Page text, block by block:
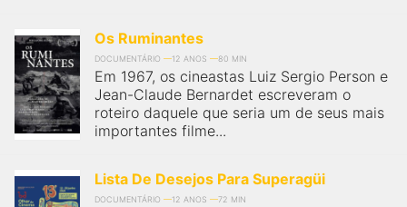
Os Ruminantes
DOCUMENTÁRIO 12 ANOS 80 MIN
Em 1967, os cineastas Luiz Sergio Person e
Jean-Claude Bernardet escreveram o
roteiro daquele que seria um de seus mais
importantes filme...
Lista De Desejos Para Superagüi
DOCUMENTÁRIO 12 ANOS 72 MIN